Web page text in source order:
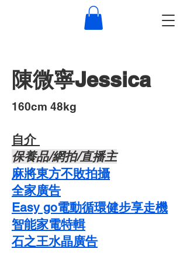
陳微寧Jessica
​160cm 48kg
自介 ​
​保養品/網拍/直播主
麻將東方不敗拍攝
​全家廣告
Easy go電動循環健步享走機
智能家電特輯
石之王水晶廣告